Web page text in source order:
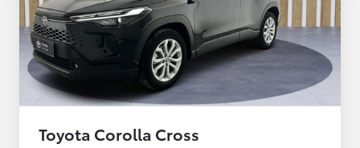
Toyota Corolla Cross